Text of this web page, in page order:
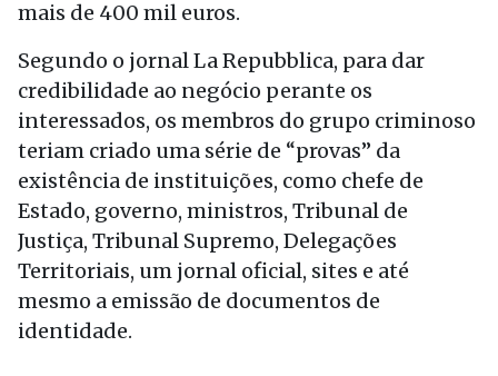
mais de 400 mil euros.
Segundo o jornal La Repubblica, para dar
credibilidade ao negócio perante os
interessados, os membros do grupo criminoso
teriam criado uma série de “provas” da
existência de instituições, como chefe de
Estado, governo, ministros, Tribunal de
Justiça, Tribunal Supremo, Delegações
Territoriais, um jornal oficial, sites e até
mesmo a emissão de documentos de
identidade.